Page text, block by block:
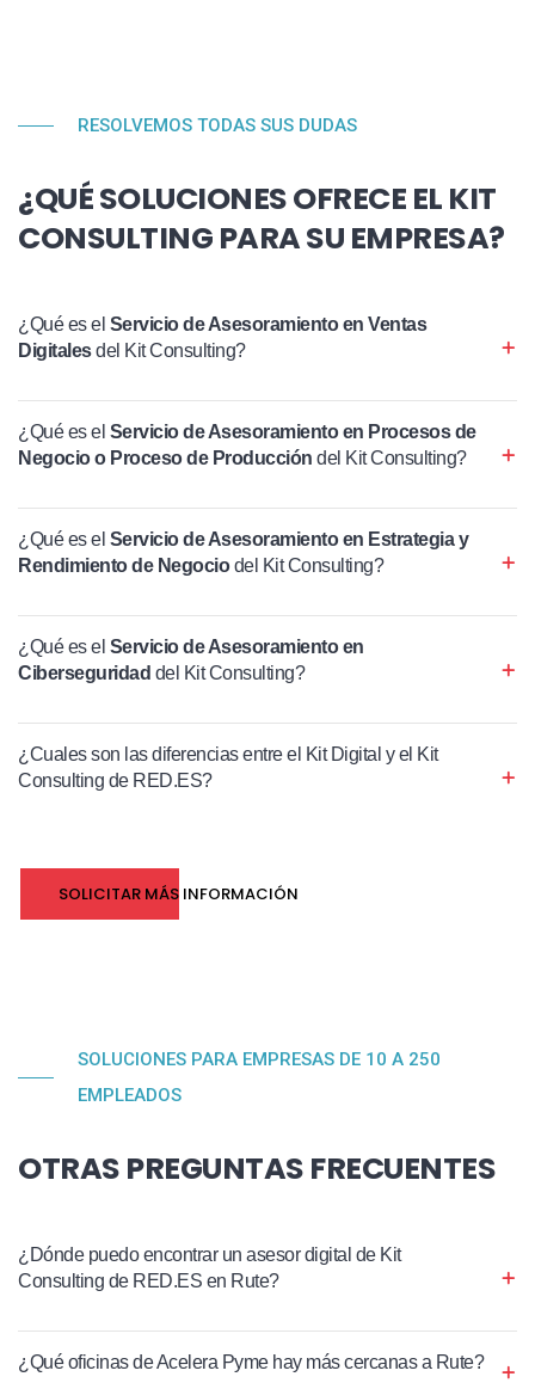
RESOLVEMOS TODAS SUS DUDAS
¿QUÉ SOLUCIONES OFRECE EL KIT
CONSULTING PARA SU EMPRESA?
¿Qué es el Servicio de Asesoramiento en Ventas
Digitalesdel Kit Consulting?
¿Qué es el Servicio de Asesoramiento en Procesos de
Negocio o Proceso de Producción del Kit Consulting?
¿Qué es el Servicio de Asesoramiento en Estrategia y
Rendimiento de Negociodel Kit Consulting?
¿Qué es el Servicio de Asesoramiento en
Ciberseguridad del Kit Consulting?
¿Cuales son las diferencias entre el Kit Digital y el Kit
Consulting de RED.ES?
SOLICITAR MÁS INFORMACIÓN
SOLUCIONES PARA EMPRESAS DE 10 A 250
EMPLEADOS
OTRAS PREGUNTAS FRECUENTES
¿Dónde puedo encontrar un asesor digital de Kit
Consulting de RED.ES en Rute?
¿Qué oficinas de Acelera Pyme hay más cercanas a Rute?